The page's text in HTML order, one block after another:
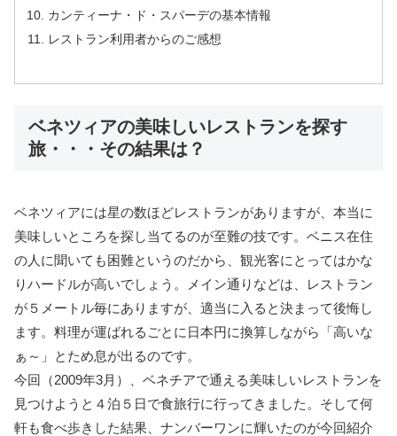
カンティーナ・ド・スパーデの基本情報
レストラン利用者からのご感想
ベネツィアの美味しいレストランを探す
旅・・・その結果は？
ベネツィアには星の数ほどレストランがありますが、本当に
美味しいところを探し当てるのが至難の技です。ベニス在住
の人に聞いても困難というのだから、観光客にとってはかな
りハードルが高いでしょう。メイン通りなどは、レストラン
が５メートル毎にありますが、適当に入ると決まって後悔し
ます。料理が運ばれるごとに日本円に換算しながら「高いな
ぁ～」とため息が出るのです。
今回（2009年3月）、ベネチアで通える美味しいレストランを
見つけようと４泊５日で食旅行に行ってきました。そして何
軒も食べ歩きした結果、ナンバーワンに輝いたのが今回紹介